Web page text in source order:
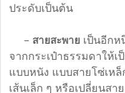
ประดับเป็นต้น
– สายสะพาย เป็นอีกห
จากกระเป๋าธรรมดาให้เ
แบบหนัง แบบสายโซ่เหล็
เส้นเล็ก ๆ หรือเปลี่ยนส